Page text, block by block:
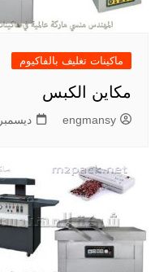
ماكينات تغليف بالفاكيوم
مكاين الكبس
engmansy ديسمبر 20, 2021